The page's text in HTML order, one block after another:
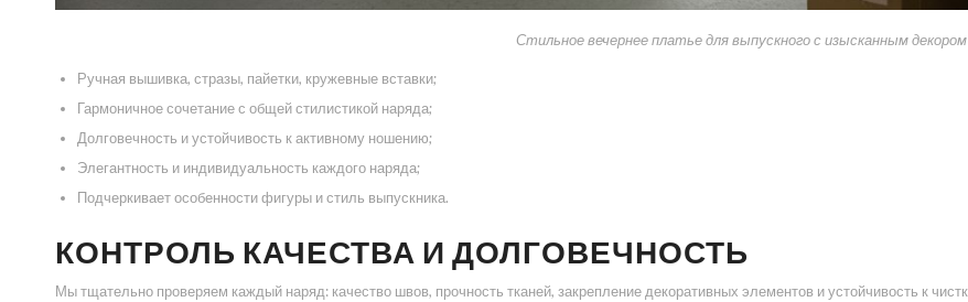
Стильное вечернее платье для выпускного с изысканным декором
Ручная вышивка, стразы, пайетки, кружевные вставки;
Гармоничное сочетание с общей стилистикой наряда;
Долговечность и устойчивость к активному ношению;
Элегантность и индивидуальность каждого наряда;
Подчеркивает особенности фигуры и стиль выпускника.
КОНТРОЛЬ КАЧЕСТВА И ДОЛГОВЕЧНОСТЬ
Мы тщательно проверяем каждый наряд: качество швов, прочность тканей, закрепление декоративных элементов и устойчивость к